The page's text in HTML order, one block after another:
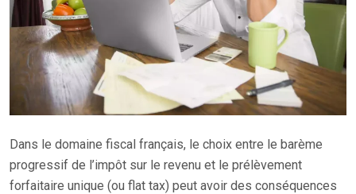
Dans le domaine fiscal français, le choix entre le barème
progressif de l’impôt sur le revenu et le prélèvement
forfaitaire unique (ou flat tax) peut avoir des conséquences